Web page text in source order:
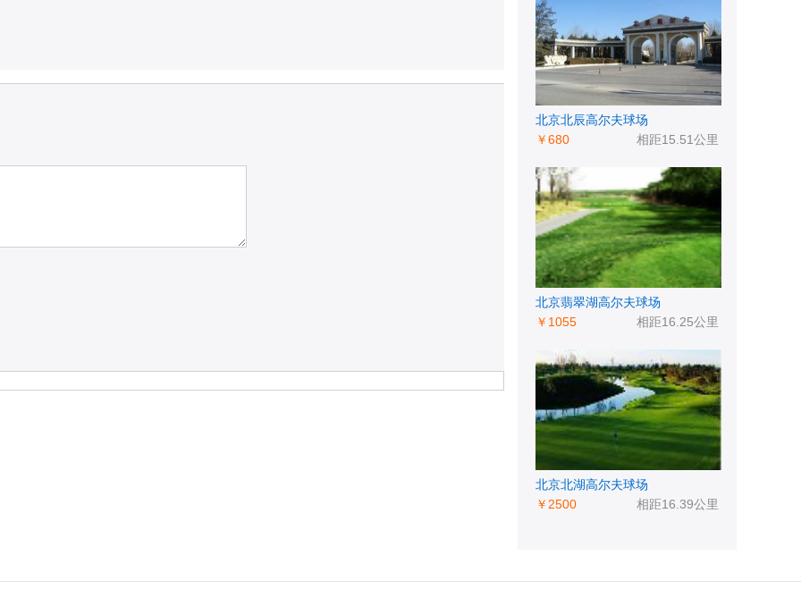
北京北辰高尔夫球场
相距15.51公里
￥680
北京翡翠湖高尔夫球场
相距16.25公里
￥1055
北京北湖高尔夫球场
相距16.39公里
￥2500